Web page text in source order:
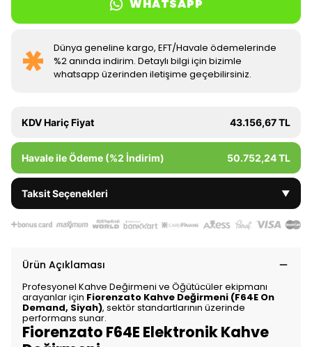
WHATSAPP
Dünya geneline kargo, EFT/Havale ödemelerinde
%2 anında indirim. Detaylı bilgi için bizimle
whatsapp üzerinden iletişime geçebilirsiniz.
KDV Hariç Fiyat 43.156,67 TL
Havale ile Ödeme (%2 İndirim) 50.752,24 TL
Taksit Seçenekleri ▼
Ürün Açıklaması
Profesyonel Kahve Değirmeni ve Öğütücüler ekipmanı
arayanlar için Fiorenzato Kahve Değirmeni (F64E On
Demand, Siyah), sektör standartlarının üzerinde
performans sunar.
Fiorenzato F64E Elektronik Kahve